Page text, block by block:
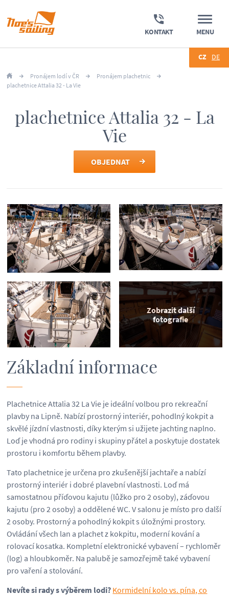
KONTAKT MENU
CZ DE
Pronájem lodí v ČR
Pronájem plachetnic
plachetnice Attalia 32 - La Vie
plachetnice Attalia 32 - La
Vie
OBJEDNAT
Zobrazit další
fotografie
Základní informace
Plachetnice Attalia 32 La Vie je ideální volbou pro rekreační
plavby na Lipně. Nabízí prostorný interiér, pohodlný kokpit a
skvělé jízdní vlastnosti, díky kterým si užijete jachting naplno.
Loď je vhodná pro rodiny i skupiny přátel a poskytuje dostatek
prostoru i komfortu během plavby.
Tato plachetnice je určena pro zkušenější jachtaře a nabízí
prostorný interiér i dobré plavební vlastnosti. Loď má
samostatnou příďovou kajutu (lůžko pro 2 osoby), záďovou
kajutu (pro 2 osoby) a oddělené WC. V salonu je místo pro další
2 osoby. Prostorný a pohodlný kokpit s úložnými prostory.
Ovládání všech lan a plachet z kokpitu, moderní kování a
rolovací kosatka. Kompletní elektronické vybavení – rychloměr
(log) a hloubkoměr. Na palubě je samozřejmě také vybavení
pro vaření a stolování.
Nevíte si rady s výběrem lodi? Kormidelní kolo vs. pína, co